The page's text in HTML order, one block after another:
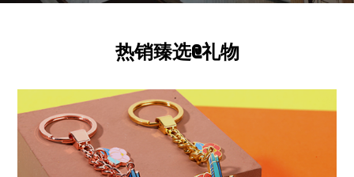
热销臻选@礼物